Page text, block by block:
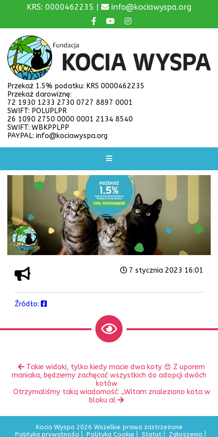
KRS: 0000462235 | info@kociawyspa.org
Przekaż 1.5% podatku: KRS 0000462235
Przekaż darowiznę:
72 1930 1233 2730 0727 8897 0001
SWIFT: POLUPLPR
26 1090 2750 0000 0001 2134 8540
SWIFT: WBKPPLPP
PAYPAL: info@kociawyspa.org
7 stycznia 2023 16:01
Źródło:
innePoprzedni
wpis:
Takie widoki, tylko kiedy macie dwa koty 😍 Z uporem
maniaka, będziemy zachęcać wszystkich do adopcji dwóch
kotów
Następny
Otrzymaliśmy taką wiadomość: „Witam znaleziono kota w
bloku al
Kocia Wyspa 2026 Wszelkie prawa zastrzeżone
Polityka prywatności
Polityka Cookie Statut Zgłoszenia